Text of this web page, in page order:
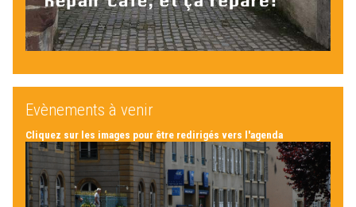
Evènements à venir
Cliquez sur les images pour être redirigés vers l'agenda